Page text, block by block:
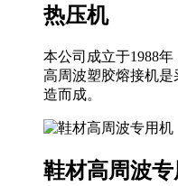
热压机
本公司成立于1988
高周波塑胶熔接机是
造而成。
鞋材高周波